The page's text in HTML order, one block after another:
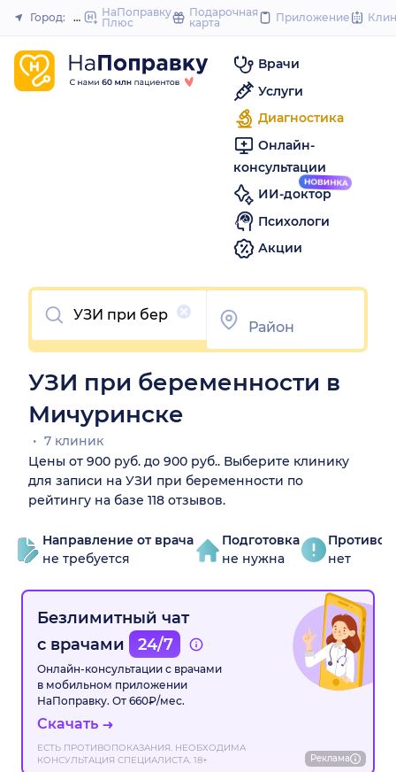
to
Закрыть
Город: МичуринскНаПоправку
Плюс
Подарочная
карта
Приложение
Врачи
Услуги
Диагностика
Онлайн-
консультации
ИИ-доктор
Психологи
Акции
Очистить
УЗИ при беременности в
Мичуринске
7 клиник
Цены от 900 руб. до 900 руб.. Выберите клинику
для записи на УЗИ при беременности по
рейтингу на базе 118 отзывов.
Направление от врача
не требуется
Подготовка
не нужна
нет
Безлимитный чат
с врачами
24/7
Онлайн-консультации с врачами
в мобильном приложении
НаПоправку. От 660₽/мес.
Скачать
ЕСТЬ ПРОТИВОПОКАЗАНИЯ. НЕОБХОДИМА
КОНСУЛЬТАЦИЯ СПЕЦИАЛИСТА. 18+
Реклама